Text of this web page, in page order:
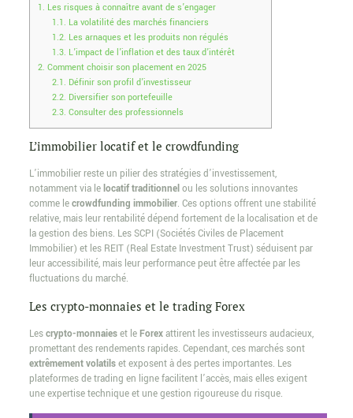
1. Les risques à connaître avant de s’engager
1.1. La volatilité des marchés financiers
1.2. Les arnaques et les produits non régulés
1.3. L’impact de l’inflation et des taux d’intérêt
2. Comment choisir son placement en 2025
2.1. Définir son profil d’investisseur
2.2. Diversifier son portefeuille
2.3. Consulter des professionnels
L’immobilier locatif et le crowdfunding
L’immobilier reste un pilier des stratégies d’investissement,
notamment via lelocatif traditionnelou les solutions innovantes
comme lecrowdfunding immobilier. Ces options offrent une stabilité
relative, mais leur rentabilité dépend fortement de la localisation et de
la gestion des biens. Les SCPI (Sociétés Civiles de Placement
Immobilier) et les REIT (Real Estate Investment Trust) séduisent par
leur accessibilité, mais leur performance peut être affectée par les
fluctuations du marché.
Les crypto-monnaies et le trading Forex
Lescrypto-monnaieset leForexattirent les investisseurs audacieux,
promettant des rendements rapides. Cependant, ces marchés sont
extrêmement volatilset exposent à des pertes importantes. Les
plateformes de trading en ligne facilitent l’accès, mais elles exigent
une expertise technique et une gestion rigoureuse du risque.